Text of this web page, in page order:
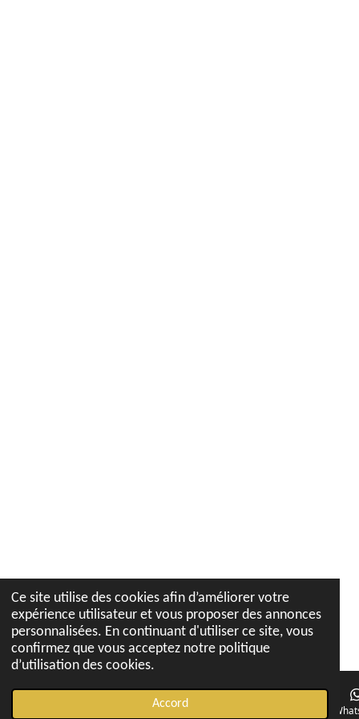
Ce site utilise des cookies afin d’améliorer votre
expérience utilisateur et vous proposer des annonces
personnalisées. En continuant d'utiliser ce site, vous
confirmez que vous acceptez notre politique
d’utilisation des cookies.
AccordCarte